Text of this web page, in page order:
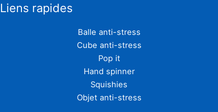
Liens rapides
Balle anti-stress
Cube anti-stress
Pop it
Hand spinner
Squishies
Objet anti-stress